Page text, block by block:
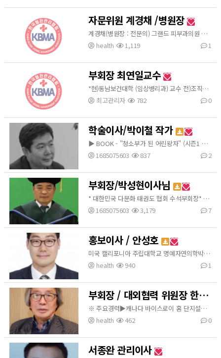
자문위원 계경채 /병원장
계경채(병원장 : 전문의) 그랜드 피부과의원 원장
health
1,119 1
부회장 최연일교수
*현)동남보건대학 (임상병리과) 교수 전)조직전문 임상병리사회 회장
최고관리자
782 0
학술이사/박이철 작가
▶ BOOK - "청소부가 된 어린왕자" (시즌1 별의비밀)저 교보문고 북모닝 CEO 도서선정 공군사관학교 권장도서 선정 교보문고 10주 연속 베스트셀러 각 대학 및 초*중*고의 인성도서 선정 - "청소부가 된 어린왕자" (시즌2 별의미션)저 (1,2권 총 25만 권 판매)-출판사 추신 - "몽티"저 (청소부가 된 어린왕자가 들려주는 첫번째 성찰동화) - 동화심리상담사 워크북 10권 (이시형…
1685075603
837 2
부회장/박성현이사님
* 대한민국 다문화 태권도 협회 수석부회장* 독도 수호 시민단체 청년위원장* 한국 마약중독 복지협회 부회장* 세계 타임조 시민기자* 경찰일보 사회부기자* 경희대 경영학과졸업* 동대문경우회자문위원* 자연의학 명예박사
1685075603
3,179 7
홍보이사 / 안성호
미국 캘리포니아 주립대학교 명예자연의학박사현)한국혈관관리협회 홍보이사(주)저먼유로 홍보이사대한민국 병원교섭위원병원 환자 방문단원건강 연구전문 강사전)한국여약사회 사무국운영사회공헌 사업본부 본부장
health
940 1
부회장 / 대외협력 위원장 한원택
※ 주요경력▶캐나다 바이스로이 홈 단지설계▶평택 미군기지 PROJECT설계위윈▶영양 골프장 디자인▶필리핀 도시계획 설계(다바오)▶인도네시아 아체주 도시계획 설계▶일산 신도시 계획 참여 ▶미국 PGL 국내 주택단지계획 ▶미국 PHMD 국내 주택설계 계획▶2018평창 동계올림픽 컨설팅▶동계올림픽 한국 유치 위원▶용평리조트 골프하우스 단지
health
462 0
서종완 관리이사